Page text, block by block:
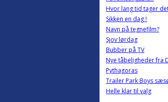
Hvor lang tid tager
Sikken en dag !
Navn på tegnefilm?
Sjov lørdag
Bubber på TV
Nye tåbeligheder fra
Pythagoras
Trailer Park Boys
Helle klar til valg